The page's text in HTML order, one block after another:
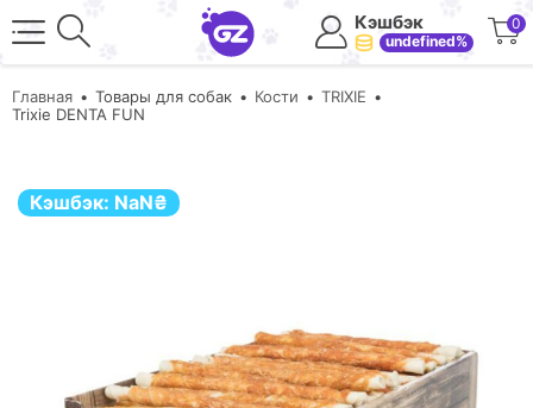
Кэшбэк
undefined%
0
Главная Товары для собак Кости
TRIXIE
Trixie DENTA FUN
Кэшбэк: NaN₴